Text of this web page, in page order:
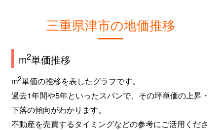
三重県津市の地価推移
m2単価推移
m2単価の推移を表したグラフです。
過去1年間や5年といったスパンで、その坪単価の上昇・
下落の傾向がわかります。
不動産を売買するタイミングなどの参考にご活用くださ